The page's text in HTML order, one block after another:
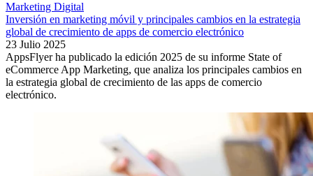
Marketing Digital
Inversión en marketing móvil y principales cambios en la estrategia
global de crecimiento de apps de comercio electrónico
23 Julio 2025
AppsFlyer ha publicado la edición 2025 de su informe State of
eCommerce App Marketing, que analiza los principales cambios en
la estrategia global de crecimiento de las apps de comercio
electrónico.